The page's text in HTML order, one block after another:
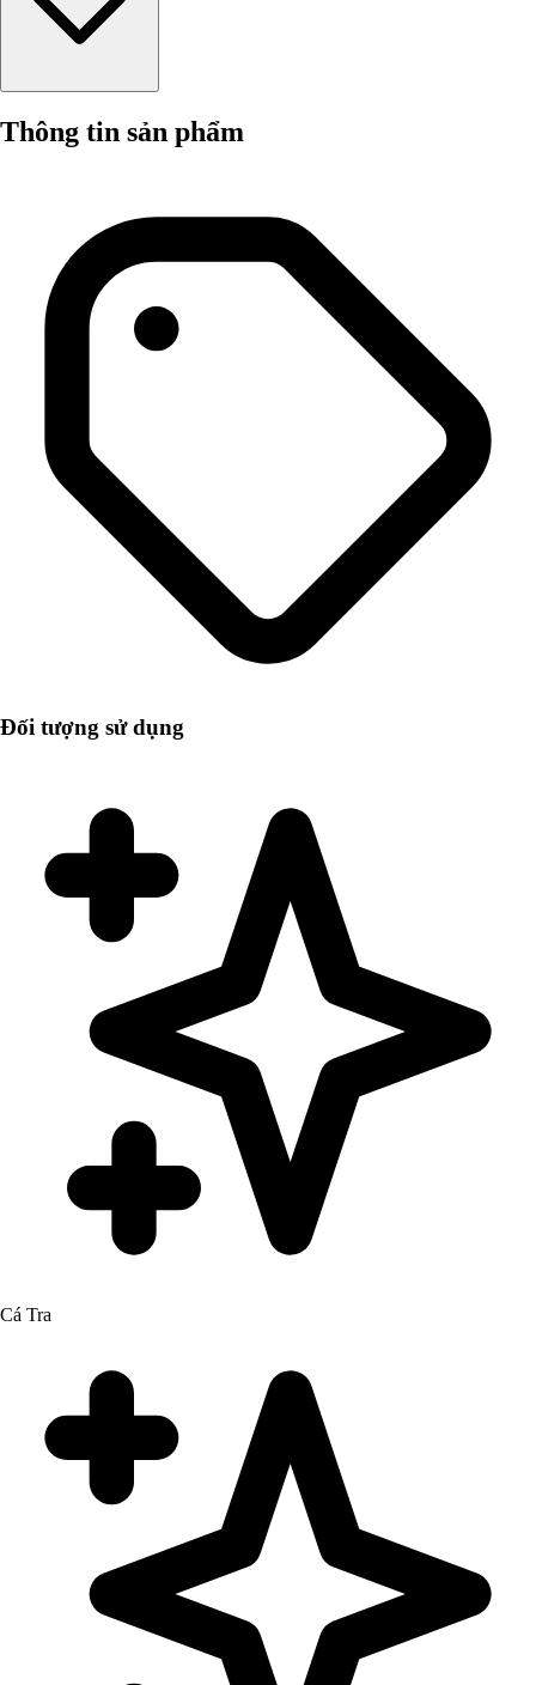
Thông tin sản phẩm
Đối tượng sử dụng
Cá Tra